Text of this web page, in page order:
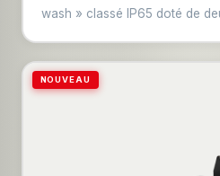
wash » classé IP65 doté de
Ce projecteur polyvalent peut
comme un laveur, avec une
environnementaux et les
NOUVEAU